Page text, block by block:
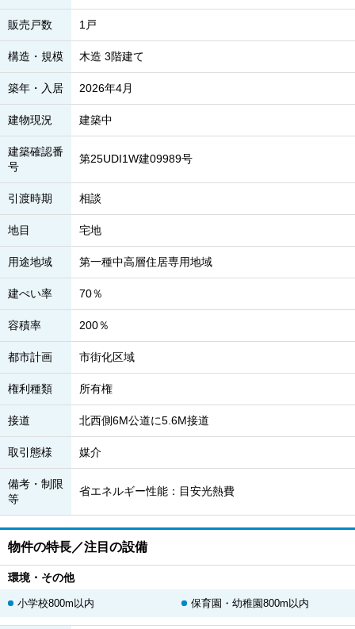
販売戸数 1戸
構造・規模 木造 3階建て
築年・入居 2026年4月
建物現況 建築中
建築確認番
号
第25UDI1W建09989号
引渡時期 相談
地目 宅地
用途地域 第一種中高層住居専用地域
建ぺい率 70％
容積率 200％
都市計画 市街化区域
権利種類 所有権
接道 北西側6M公道に5.6M接道
取引態様 媒介
備考・制限
等
省エネルギー性能：目安光熱費
物件の特長／注目の設備
環境・その他
小学校800m以内 保育園・幼稚園800m以内